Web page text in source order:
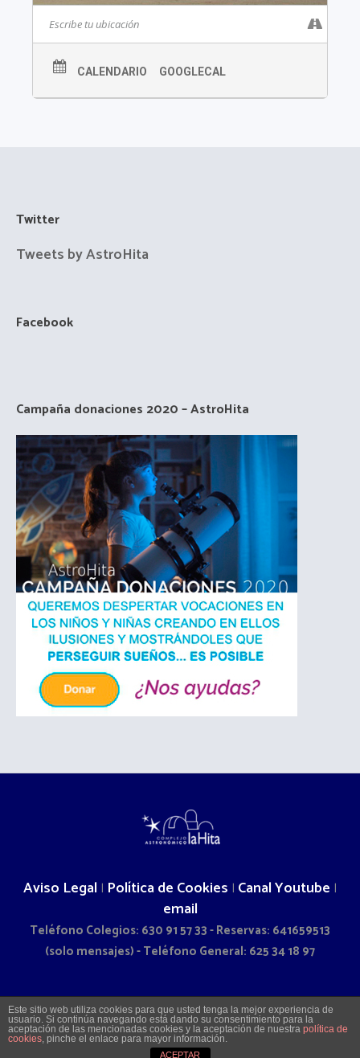
CALENDARIO GOOGLECAL
Twitter
Tweets by AstroHita
Facebook
Campaña donaciones 2020 – AstroHita
Aviso Legal | Política de Cookies | Canal Youtube |
email
Teléfono Colegios: 630 91 57 33 - Reservas: 641659513
(solo mensajes) - Teléfono General: 625 34 18 97
2026 © COMPLEJO ASTRONÓMICO LA HITA - CAMINO DOÑA
SOL S/N - LA VILLA DE DON FADRIQUE (TOLEDO)
Este sitio web utiliza cookies para que usted tenga la mejor experiencia de
usuario. Si continúa navegando está dando su consentimiento para la
aceptación de las mencionadas cookies y la aceptación de nuestra política de
cookies, pinche el enlace para mayor información.
ACEPTAR